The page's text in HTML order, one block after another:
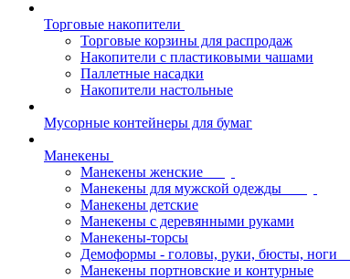
Торговые накопители
Торговые корзины для распродаж
Накопители с пластиковыми чашами
Паллетные насадки
Накопители настольные
Мусорные контейнеры для бумаг
Манекены
Манекены женские
Манекены для мужской одежды
Манекены детские
Манекены с деревянными руками
Манекены-торсы
Демоформы - головы, руки, бюсты, ноги
Манекены портновские и контурные